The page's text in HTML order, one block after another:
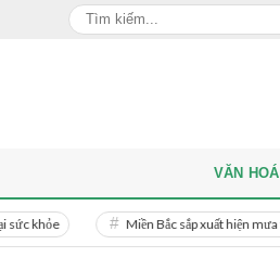
Miền Bắc sắp xuất hiện mưa to đến rất to
VĂN HOÁ